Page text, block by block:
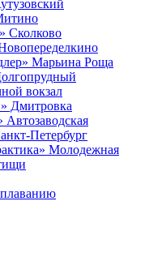
Сколково
Марьина Роща
вокзал
Дмитровка
Петербург
Молодежная